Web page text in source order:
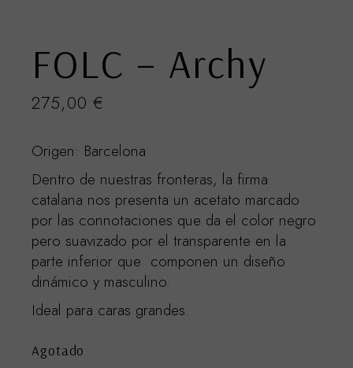
FOLC – Archy
275,00 €
Origen: Barcelona
Dentro de nuestras fronteras, la firma
catalana nos presenta un acetato marcado
por las connotaciones que da el color negro
pero suavizado por el transparente en la
parte inferior que componen un diseño
dinámico y masculino.
Ideal para caras grandes.
Agotado